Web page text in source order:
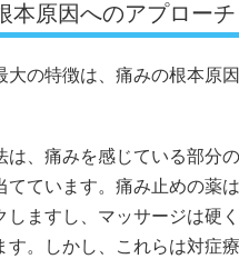
本原因へのアプローチ
大の特徴は、痛みの根本原
は、痛みを感じている部分
てています。痛み止めの薬
しますし、マッサージは硬
す。しかし、これらは対症